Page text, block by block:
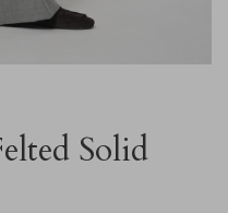
Solid